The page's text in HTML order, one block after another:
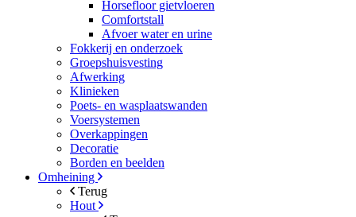
Horsefloor gietvloeren
Comfortstall
Afvoer water en urine
Fokkerij en onderzoek
Groepshuisvesting
Afwerking
Klinieken
Poets- en wasplaatswanden
Voersystemen
Overkappingen
Decoratie
Borden en beelden
Omheining
Terug
Hout